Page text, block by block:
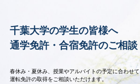
千葉大学の学生の皆様へ
通学免許・合宿免許のご相談
春休み・夏休み、授業やアルバイトの予定に合わせて
運転免許の取得をご相談いただけます。